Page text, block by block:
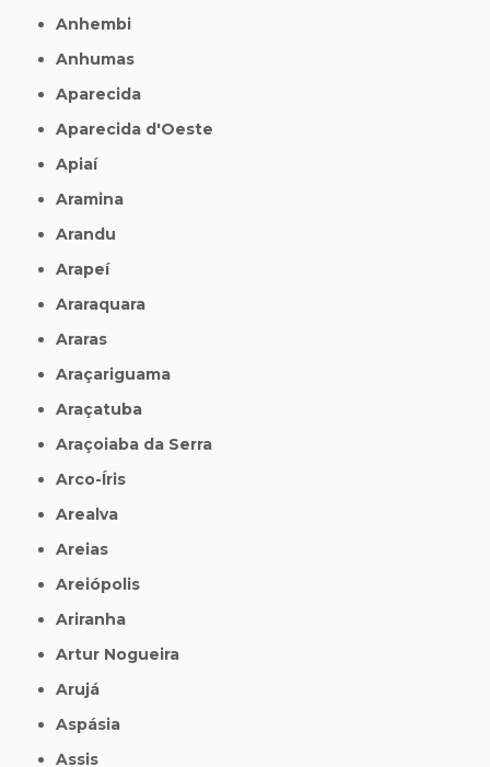
Anhembi
Anhumas
Aparecida
Aparecida d'Oeste
Apiaí
Aramina
Arandu
Arapeí
Araraquara
Araras
Araçariguama
Araçatuba
Araçoiaba da Serra
Arco-Íris
Arealva
Areias
Areiópolis
Ariranha
Artur Nogueira
Arujá
Aspásia
Assis